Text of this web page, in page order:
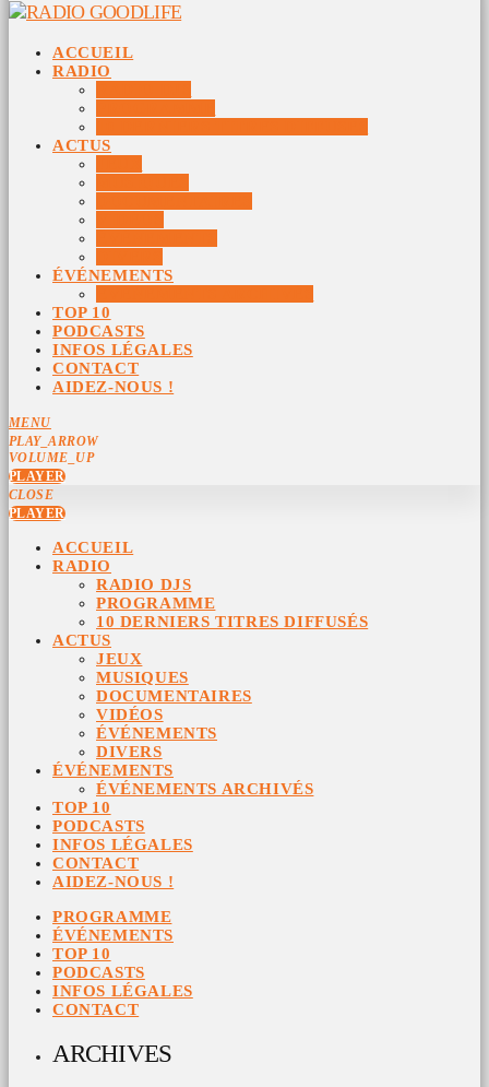
ACCUEIL
RADIO
ACTUS
ÉVÉNEMENTS
TOP 10
PODCASTS
INFOS LÉGALES
CONTACT
AIDEZ-NOUS !
MENU
PLAY_ARROW
VOLUME_UP
PLAYER
CLOSE
PLAYER
ACCUEIL
RADIO
RADIO DJS
PROGRAMME
10 DERNIERS TITRES DIFFUSÉS
ACTUS
JEUX
MUSIQUES
DOCUMENTAIRES
VIDÉOS
ÉVÉNEMENTS
DIVERS
ÉVÉNEMENTS
ÉVÉNEMENTS ARCHIVÉS
TOP 10
PODCASTS
INFOS LÉGALES
CONTACT
AIDEZ-NOUS !
PROGRAMME
ÉVÉNEMENTS
TOP 10
PODCASTS
INFOS LÉGALES
CONTACT
ARCHIVES